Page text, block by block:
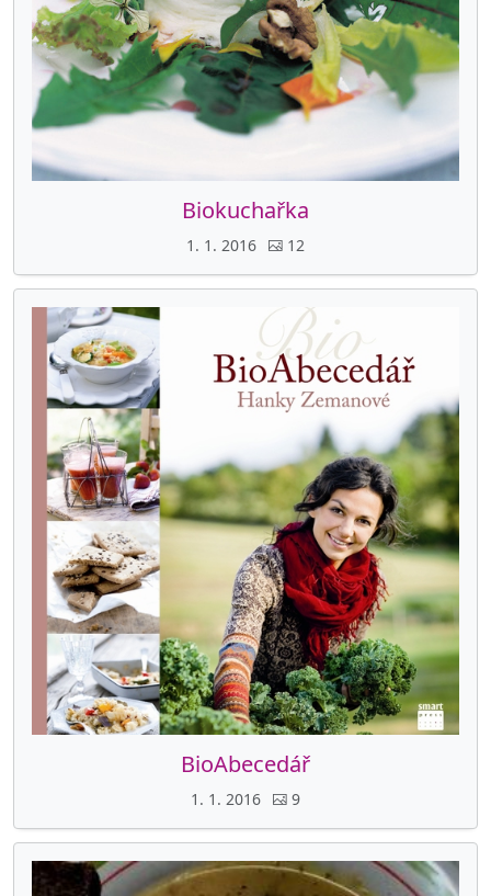
Biokuchařka
1. 1. 2016 12
BioAbecedář
1. 1. 2016 9